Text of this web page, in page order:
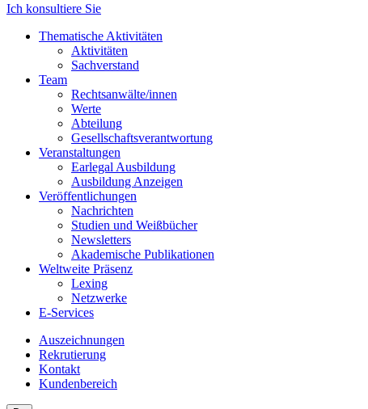
Ich konsultiere Sie
Thematische Aktivitäten
Aktivitäten
Sachverstand
Team
Rechtsanwälte/innen
Werte
Abteilung
Gesellschaftsverantwortung
Veranstaltungen
Earlegal Ausbildung
Ausbildung Anzeigen
Veröffentlichungen
Nachrichten
Studien und Weißbücher
Newsletters
Akademische Publikationen
Weltweite Präsenz
Lexing
Netzwerke
E-Services
Auszeichnungen
Rekrutierung
Kontakt
Kundenbereich